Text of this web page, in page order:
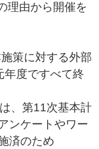
理由から開催を
策に対する外部
年度ですべて終
、第11次基本計
ンケートやワー
済のため